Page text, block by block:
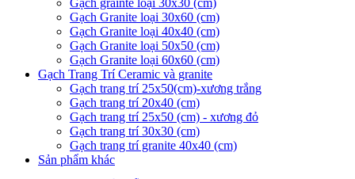
Gạch grainte loại 30x30 (cm)
Gạch Granite loại 30x60 (cm)
Gạch Granite loại 40x40 (cm)
Gạch Granite loại 50x50 (cm)
Gạch Granite loại 60x60 (cm)
Gạch Trang Trí Ceramic và granite
Gạch trang trí 25x50(cm)-xương trắng
Gạch trang trí 20x40 (cm)
Gạch trang trí 25x50 (cm) - xương đỏ
Gạch trang trí 30x30 (cm)
Gạch trang trí granite 40x40 (cm)
Sản phẩm khác